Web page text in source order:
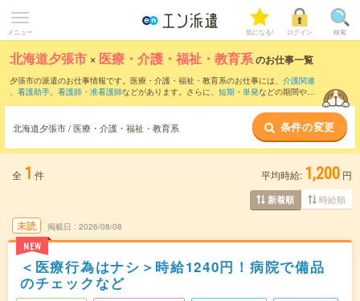
メニュー 気になる! ログイン 検索
北海道夕張市 × 医療・介護・福祉・教育系のお仕事一覧
夕張市の派遣のお仕事情報です。医療・介護・福祉・教育系のお仕事には、 介護関連
、 看護助手、 看護師・准看護師などがあります。さらに、 短期 ・ 単発などの期間や、
北海道夕張市 / 医療・介護・福祉・教育系 条件の変更
全 1 件 平均時給: 1,200 円
新着順 時給順
未読
NEW
掲載日 2026/08/08
＜医療行為はナシ＞時給1240円！病院で備品
のチェックなど